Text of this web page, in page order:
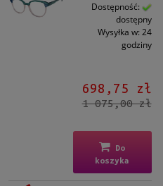
Dostępność:
dostępny
Wysyłka w: 24
godziny
698,75 zł
1 075,00 zł
Do
koszyka